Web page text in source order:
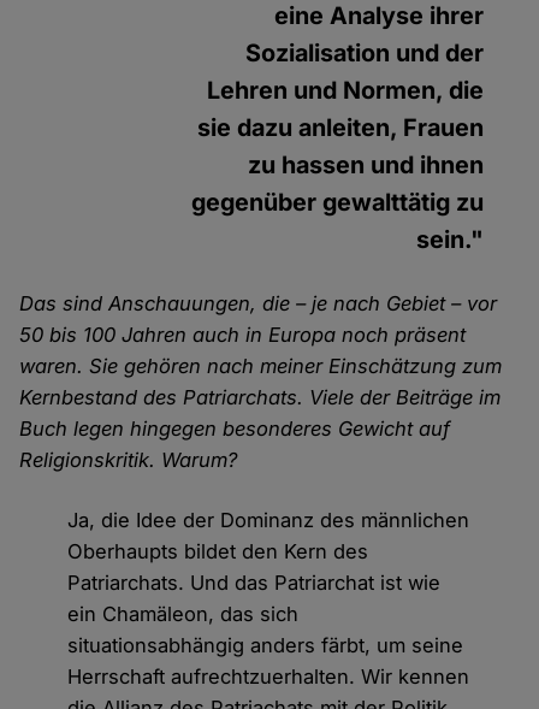
eine Analyse ihrer
Sozialisation und der
Lehren und Normen, die
sie dazu anleiten, Frauen
zu hassen und ihnen
gegenüber gewalttätig zu
sein."
Das sind Anschauungen, die – je nach Gebiet – vor
50 bis 100 Jahren auch in Europa noch präsent
waren. Sie gehören nach meiner Einschätzung zum
Kernbestand des Patriarchats. Viele der Beiträge im
Buch legen hingegen besonderes Gewicht auf
Religionskritik. Warum?
Ja, die Idee der Dominanz des männlichen
Oberhaupts bildet den Kern des
Patriarchats. Und das Patriarchat ist wie
ein Chamäleon, das sich
situationsabhängig anders färbt, um seine
Herrschaft aufrechtzuerhalten. Wir kennen